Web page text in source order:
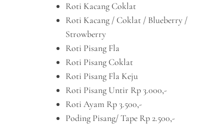
Roti Kacang Coklat
Roti Kacang / Coklat / Blueberry /
Strowberry
Roti Pisang Fla
Roti Pisang Coklat
Roti Pisang Fla Keju
Roti Pisang Untir Rp 3.000,-
Roti Ayam Rp 3.500,-
Poding Pisang/ Tape Rp 2.500,-